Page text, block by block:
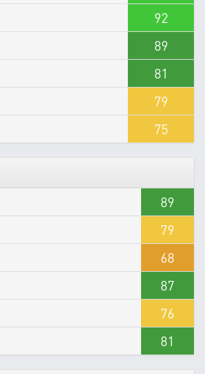
92
89
81
79
75
89
79
68
87
76
81